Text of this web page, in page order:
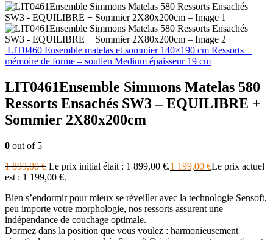
LIT0460 Ensemble matelas et sommier 140×190 cm Ressorts +
mémoire de forme – soutien Medium épaisseur 19 cm
LIT0461Ensemble Simmons Matelas 580
Ressorts Ensachés SW3 – EQUILIBRE +
Sommier 2X80x200cm
0 out of 5
1 899,00€ Le prix initial était : 1 899,00 €.1 199,00 €Le prix actuel
est : 1 199,00 €.
Bien s’endormir pour mieux se réveiller avec la technologie Sensoft,
peu importe votre morphologie, nos ressorts assurent une
indépendance de couchage optimale.
Dormez dans la position que vous voulez : harmonieusement